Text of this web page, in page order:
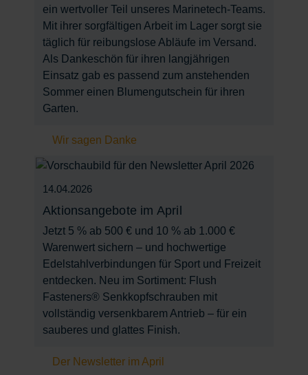
ein wertvoller Teil unseres Marinetech-Teams.
Mit ihrer sorgfältigen Arbeit im Lager sorgt sie
täglich für reibungslose Abläufe im Versand.
Als Dankeschön für ihren langjährigen
Einsatz gab es passend zum anstehenden
Sommer einen Blumengutschein für ihren
Garten.
Wir sagen Danke
14.04.2026
Aktionsangebote im April
Jetzt 5 % ab 500 € und 10 % ab 1.000 €
Warenwert sichern – und hochwertige
Edelstahlverbindungen für Sport und Freizeit
entdecken. Neu im Sortiment: Flush
Fasteners® Senkkopfschrauben mit
vollständig versenkbarem Antrieb – für ein
sauberes und glattes Finish.
Der Newsletter im April